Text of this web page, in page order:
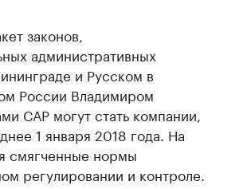
законов,
административных
и Русском в
России Владимиром
САР могут стать компании,
1 января 2018 года. На
смягченные нормы
регулировании и контроле.